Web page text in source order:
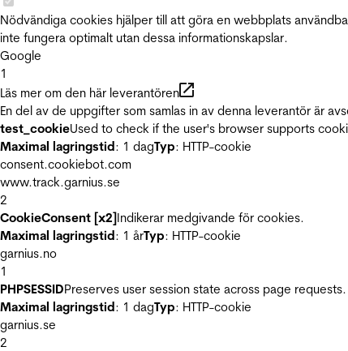
Nödvändiga cookies hjälper till att göra en webbplats
inte fungera optimalt utan dessa informationskapslar.
Google
1
Läs mer om den här leverantören
En del av de uppgifter som samlas in av denna leverantör är
test_cookieUsed to check if the user's browser supports
Maximal lagringstid: 1 dagTyp: HTTP-cookie
consent.cookiebot.com
www.track.garnius.se
2
CookieConsent [x2]Indikerar medgivande för cookies.
Maximal lagringstid: 1 årTyp: HTTP-cookie
garnius.no
1
PHPSESSIDPreserves user session state across page requests.
Maximal lagringstid: 1 dagTyp: HTTP-cookie
garnius.se
2